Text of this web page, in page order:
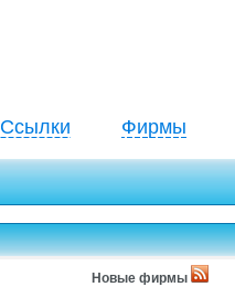
Ссылки Фирмы
Новые фирмы